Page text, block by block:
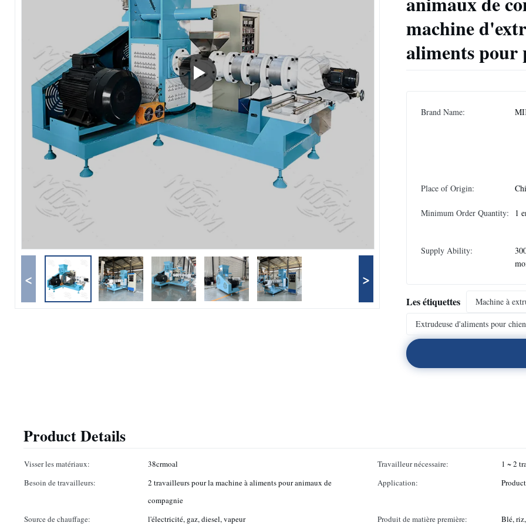
< >
machine
aliments pour
Brand Name:
Place of Origin:
Minimum Order Quantity: 1
Supply Ability:
Les étiquettes
Machine à
Extrudeuse d'aliments pour
Product Details
Visser les matériaux: 38crmoal Travailleur nécessaire:
1 ~ 2
Besoin de travailleurs:
2 travailleurs pour la machine à aliments pour animaux de
compagnie
Application:
Source de chauffage: l'électricité, gaz, diesel, vapeur Produit de matière première: Blé,